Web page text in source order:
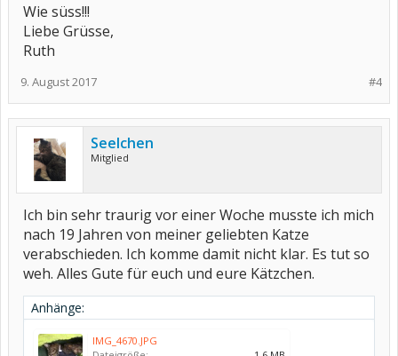
Wie süss!!!
Liebe Grüsse,
Ruth
#4
9. August 2017
Seelchen
Mitglied
Ich bin sehr traurig vor einer Woche musste ich mich
nach 19 Jahren von meiner geliebten Katze
verabschieden. Ich komme damit nicht klar. Es tut so
weh. Alles Gute für euch und eure Kätzchen.
Anhänge:
IMG_4670.JPG